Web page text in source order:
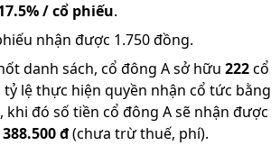
/ cổ phiếu.
nhận được 1.750 đồng.
danh sách, cổ đông A sở hữu 222cổ
tỷ lệ thực hiện quyền nhận cổ tức bằng
, khi đó số tiền cổ đông A sẽ nhận được
388.500 đ(chưa trừ thuế, phí).